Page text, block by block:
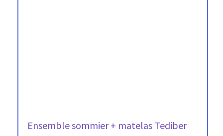
Ensemble sommier + matelas Tediber